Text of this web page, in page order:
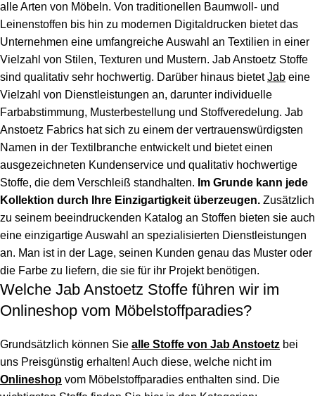
alle Arten von Möbeln. Von traditionellen Baumwoll- und
Leinenstoffen bis hin zu modernen Digitaldrucken bietet das
Unternehmen eine umfangreiche Auswahl an Textilien in einer
Vielzahl von Stilen, Texturen und Mustern. Jab Anstoetz Stoffe
sind qualitativ sehr hochwertig. Darüber hinaus bietetJab eine
Vielzahl von Dienstleistungen an, darunter individuelle
Farbabstimmung, Musterbestellung und Stoffveredelung. Jab
Anstoetz Fabrics hat sich zu einem der vertrauenswürdigsten
Namen in der Textilbranche entwickelt und bietet einen
ausgezeichneten Kundenservice und qualitativ hochwertige
Stoffe, die dem Verschleiß standhalten. Im Grunde kann jede
Kollektion durch Ihre Einzigartigkeit überzeugen. Zusätzlich
zu seinem beeindruckenden Katalog an Stoffen bieten sie auch
eine einzigartige Auswahl an spezialisierten Dienstleistungen
an. Man ist in der Lage, seinen Kunden genau das Muster oder
die Farbe zu liefern, die sie für ihr Projekt benötigen.
Welche Jab Anstoetz Stoffe führen wir im
Onlineshop vom Möbelstoffparadies?
Grundsätzlich können Sie alle Stoffe von Jab Anstoetz bei
uns Preisgünstig erhalten! Auch diese, welche nicht im
Onlineshop vom Möbelstoffparadies enthalten sind. Die